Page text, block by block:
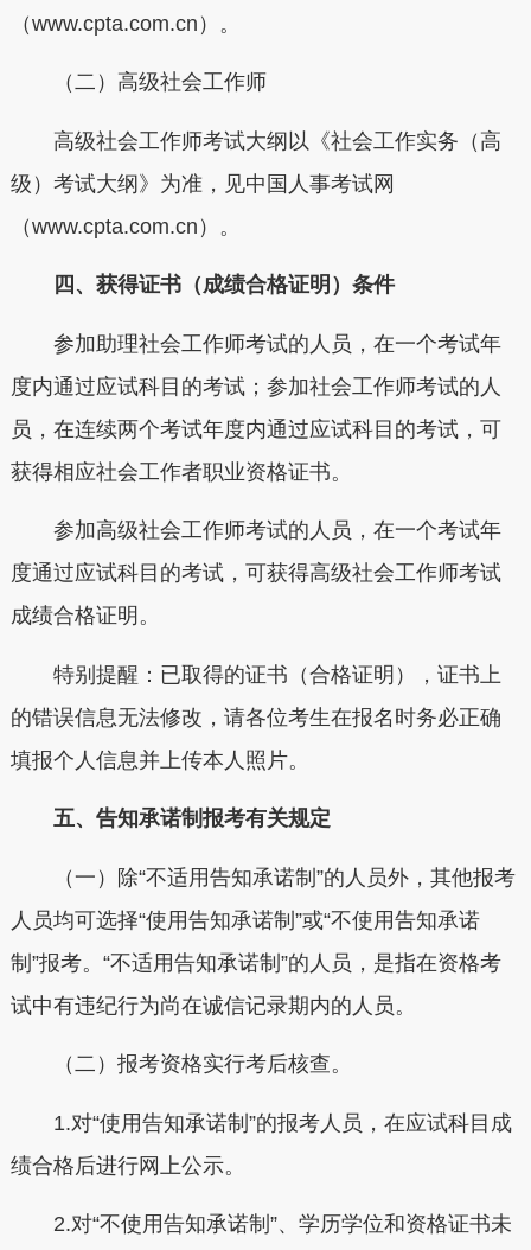
（www.cpta.com.cn）。
（二）高级社会工作师
高级社会工作师考试大纲以《社会工作实务（高
级）考试大纲》为准，见中国人事考试网
（www.cpta.com.cn）。
四、获得证书（成绩合格证明）条件
参加助理社会工作师考试的人员，在一个考试年
度内通过应试科目的考试；参加社会工作师考试的人
员，在连续两个考试年度内通过应试科目的考试，可
获得相应社会工作者职业资格证书。
参加高级社会工作师考试的人员，在一个考试年
度通过应试科目的考试，可获得高级社会工作师考试
成绩合格证明。
特别提醒：已取得的证书（合格证明），证书上
的错误信息无法修改，请各位考生在报名时务必正确
填报个人信息并上传本人照片。
五、告知承诺制报考有关规定
（一）除“不适用告知承诺制”的人员外，其他报考
人员均可选择“使用告知承诺制”或“不使用告知承诺
制”报考。“不适用告知承诺制”的人员，是指在资格考
试中有违纪行为尚在诚信记录期内的人员。
（二）报考资格实行考后核查。
1.对“使用告知承诺制”的报考人员，在应试科目成
绩合格后进行网上公示。
2.对“不使用告知承诺制”、学历学位和资格证书未